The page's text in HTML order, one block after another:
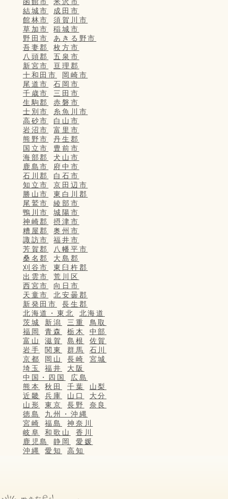
函館市
米沢市
結城市
成田市
館林市
須賀川市
草加市
稲城市
野田市
あきる野市
吾妻郡
枚方市
八頭郡
五泉市
新宮市
亘理郡
十和田市
岡崎市
尾道市
石岡市
千歳市
三田市
生駒郡
赤磐市
士別市
糸魚川市
高砂市
白山市
岩沼市
富里市
熊野市
丹生郡
国立市
豊前市
海部郡
犬山市
鹿島市
府中市
石川郡
白石市
知立市
京田辺市
勝山市
東白川郡
尾鷲市
綾部市
鴨川市
城陽市
神崎郡
摂津市
糟屋郡
奥州市
諏訪市
福井市
芳賀郡
八幡平市
桑名郡
大島郡
刈谷市
東臼杵郡
出雲市
荒川区
西宮市
向日市
天童市
北安曇郡
新発田市
長生郡
北海道・東北
北海道
茨城
新潟 三重
鳥取
福岡
青森 栃木
中部
富山
滋賀 島根
佐賀
岩手
関東 群馬
石川
京都
岡山 長崎
宮城
埼玉
福井
大阪
中国・四国
広島
熊本
秋田 千葉
山梨
近畿
兵庫 山口
大分
山形
東京 長野
奈良
徳島
九州・沖縄
宮崎
福島
神奈川
岐阜
和歌山
香川
鹿児島
静岡
愛媛
沖縄
愛知 高知